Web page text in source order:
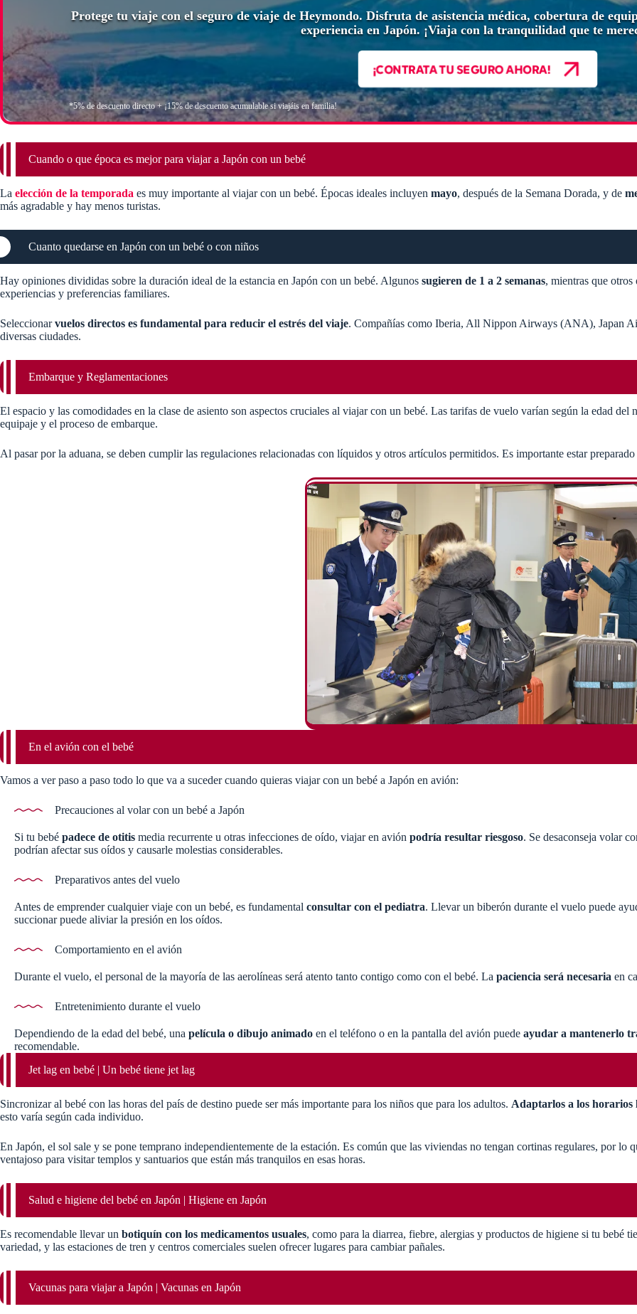
Protege tu viaje con el seguro de viaje de Heymondo. Disfruta de asistencia médica, cobertura de
experiencia en Japón. ¡Viaja con la tranquilidad que te
¡CONTRATA TU SEGURO AHORA!
*5% de descuento directo + ¡15% de descuento acumulable si viajáis en familia!
Cuando o que época es mejor para viajar a Japón con un bebé
La elección de la temporada es muy importante al viajar con un bebé. Épocas ideales incluyen mayo, después de la Semana Dorada, y de
más agradable y hay menos turistas.
Cuanto quedarse en Japón con un bebé o con niños
Hay opiniones divididas sobre la duración ideal de la estancia en Japón con un bebé. Algunos sugieren de 1 a 2 semanas, mientras que otros
experiencias y preferencias familiares.
Seleccionarvuelos directos es fundamental para reducir el estrés del viaje. Compañías como Iberia, All Nippon Airways (ANA), Japan
diversas ciudades.
Embarque y Reglamentaciones
El espacio y las comodidades en la clase de asiento son aspectos cruciales al viajar con un bebé. Las tarifas de vuelo varían según la edad del
equipaje y el proceso de embarque.
Al pasar por la aduana, se deben cumplir las regulaciones relacionadas con líquidos y otros artículos permitidos. Es importante estar
En el avión con el bebé
Vamos a ver paso a paso todo lo que va a suceder cuando quieras viajar con un bebé a Japón en avión:
Precauciones al volar con un bebé a Japón
Si tu bebé padece de otitis media recurrente u otras infecciones de oído, viajar en avión podría resultar riesgoso. Se desaconseja volar
podrían afectar sus oídos y causarle molestias considerables.
Preparativos antes del vuelo
Antes de emprender cualquier viaje con un bebé, es fundamental consultar con el pediatra. Llevar un biberón durante el vuelo puede
succionar puede aliviar la presión en los oídos.
Comportamiento en el avión
Durante el vuelo, el personal de la mayoría de las aerolíneas será atento tanto contigo como con el bebé. La paciencia será necesaria en
Entretenimiento durante el vuelo
Dependiendo de la edad del bebé, una película o dibujo animado en el teléfono o en la pantalla del avión puede ayudar a mantenerlo
recomendable.
Jet lag en bebé | Un bebé tiene jet lag
Sincronizar al bebé con las horas del país de destino puede ser más importante para los niños que para los adultos. Adaptarlos a los horarios
esto varía según cada individuo.
En Japón, el sol sale y se pone temprano independientemente de la estación. Es común que las viviendas no tengan cortinas regulares, por lo
ventajoso para visitar templos y santuarios que están más tranquilos en esas horas.
Salud e higiene del bebé en Japón | Higiene en Japón
Es recomendable llevar un botiquín con los medicamentos usuales, como para la diarrea, fiebre, alergias y productos de higiene si tu bebé
variedad, y las estaciones de tren y centros comerciales suelen ofrecer lugares para cambiar pañales.
Vacunas para viajar a Japón | Vacunas en Japón